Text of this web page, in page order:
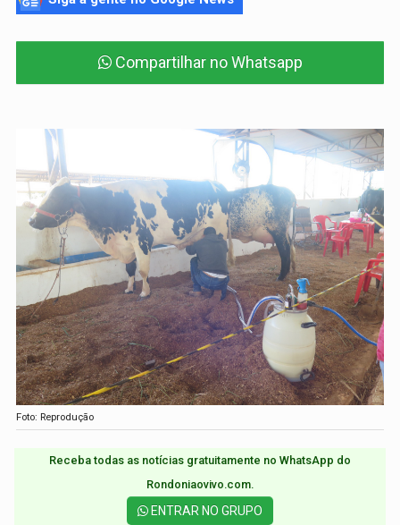
Compartilhar no Whatsapp
Foto: Reprodução
Receba todas as notícias gratuitamente no WhatsApp do
Rondoniaovivo.com.​
ENTRAR NO GRUPO